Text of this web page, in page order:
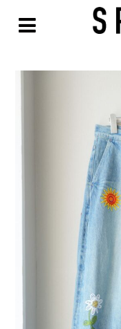
alvana【アルヴァナ
Arbor【アルボル】
asics【アシックス】
awasa【アワサ】
BARAILLE＆
凹凸bocodeco【ボ
COMESANDGOES